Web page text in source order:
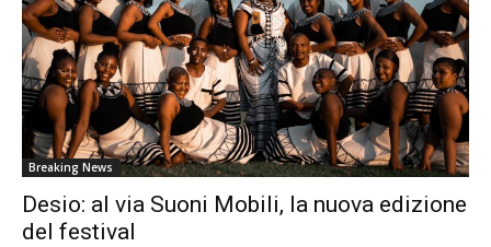
Breaking News
Desio: al via Suoni Mobili, la nuova edizione
del festival